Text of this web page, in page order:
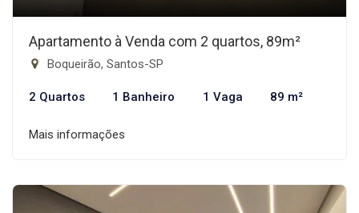
Apartamento à Venda com 2 quartos, 89m²
Boqueirão, Santos-SP
2 Quartos 1 Banheiro 1 Vaga 89 m²
Mais informações